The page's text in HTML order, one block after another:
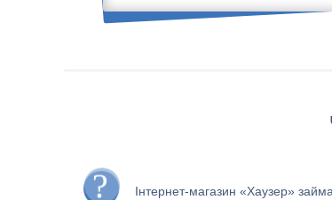
Інтернет-магазин «Хаузер»